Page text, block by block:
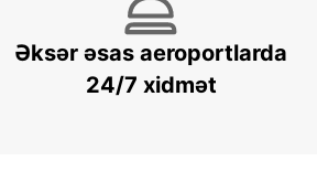
Əksər əsas aeroportlarda
24/7 xidmət